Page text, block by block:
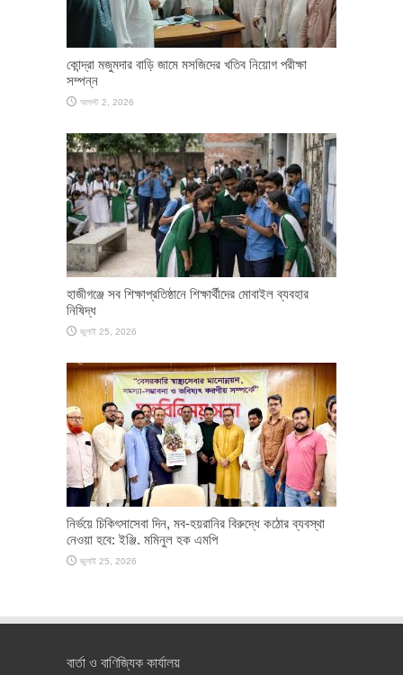
কোন্দ্রা মজুমদার বাড়ি জামে মসজিদের খতিব নিয়োগ পরীক্ষা
সম্পন্ন
আগস্ট 2, 2026
হাজীগঞ্জে সব শিক্ষাপ্রতিষ্ঠানে শিক্ষার্থীদের মোবাইল ব্যবহার
নিষিদ্ধ
জুলাই 25, 2026
নির্ভয়ে চিকিৎসাসেবা দিন, মব-হয়রানির বিরুদ্ধে কঠোর ব্যবস্থা
নেওয়া হবে: ইঞ্জি. মমিনুল হক এমপি
জুলাই 25, 2026
বার্তা ও বাণিজ্যিক কার্যালয়